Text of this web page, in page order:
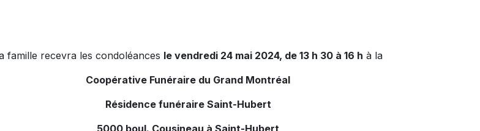
famille recevra les condoléances le vendredi 24 mai 2024, de 13 h 30 à 16 h à la
Coopérative Funéraire du Grand Montréal
Résidence funéraire Saint-Hubert
5000 boul. Cousineau à Saint-Hubert